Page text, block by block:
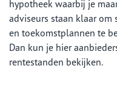
hypotheek waarbij je
adviseurs staan klaar om
en toekomstplannen te
Dan kun je hier
rentestanden bekijken.